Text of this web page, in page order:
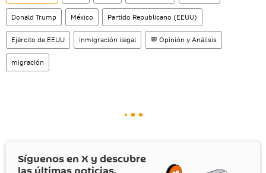
Donald Trump México Partido Republicano (EEUU)
Ejército de EEUU inmigración ilegal 💬 Opinión y Análisis
migración
Síguenos en X y descubre